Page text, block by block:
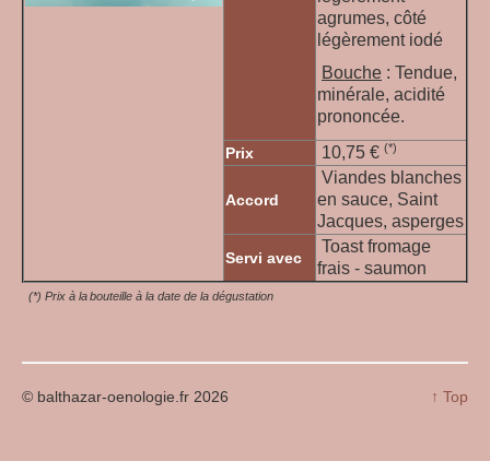
agrumes, côté
légèrement iodé
Bouche : Tendue,
minérale, acidité
prononcée.
Prix 10,75 € (*)
Accord
Viandes blanches
en sauce, Saint
Jacques, asperges
Servi avec
Toast fromage
frais - saumon
(*) Prix à la bouteille à la date de la dégustation
↑ Top
© balthazar-oenologie.fr 2026